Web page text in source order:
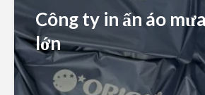
Công ty in ấn áo
lớn